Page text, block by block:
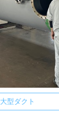
大型ダクト